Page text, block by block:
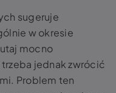
sugeruje
w okresie
mocno
jednak zwrócić
Problem ten